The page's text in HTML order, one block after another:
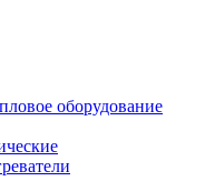
оборудование